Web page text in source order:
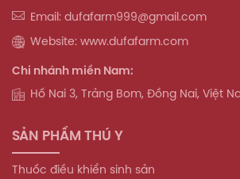
Email: dufafarm999@gmail.com
Website: www.dufafarm.com
Chi nhánh miền Nam:
Hố Nai 3, Trảng Bom, Đồng Nai, Việt
SẢN PHẨM THÚ Y
Thuốc điều khiển sinh sản